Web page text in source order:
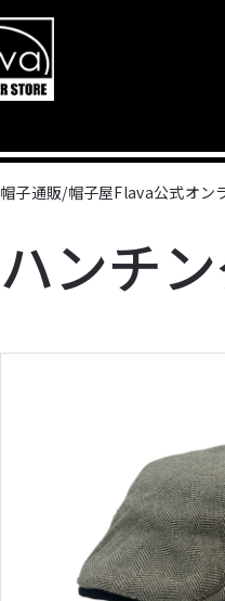
帽子通販/帽子屋Flava公式オン
ハンチ